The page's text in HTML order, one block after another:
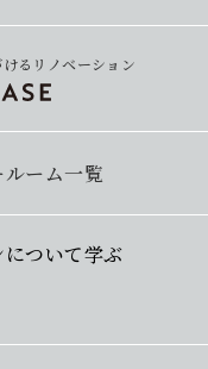
ーム一覧
るリノベーション
について学ぶ